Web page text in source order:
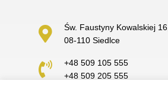
Św. Faustyny Kowalskiej 16,
08-110 Siedlce
+48 509 105 555
+48 509 205 555